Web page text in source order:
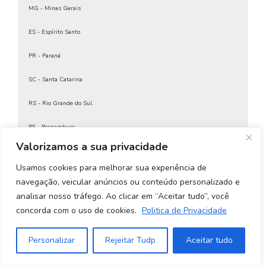
Valorizamos a sua privacidade
Usamos cookies para melhorar sua experiência de
navegação, veicular anúncios ou conteúdo personalizado e
analisar nosso tráfego. Ao clicar em “Aceitar tudo”, você
concorda com o uso de cookies. Politica de Privacidade
Personalizar Rejeitar Tudp Aceitar tudo
Certificado Digital MEI A1
Certificado Digital Para CNPJ
Certificado Digital Para CPF
Certificado Digital Para Emitir Nota Fiscal MEI
Certificado Digital Para MEI
Certificado Digital Para Pessoa Física
Certificado Digital Pessoa Física
Certificado Digital Pessoa Física A1
Certificado Digital Pessoa Física Preço
Certificado Digital Pessoa Física Receita Federal
Certificado Digital PF A1
Certificado Digital PJ
Certificado Digital PJ A1
MG - Minas Gerais
ES - Espírito Santo
PR - Paraná
SC - Santa Catarina
RS - Rio Grande do Sul
PE - Pernambuco
BA - Bahia
Goiás e Distrito Federal
MT - Mato Grosso